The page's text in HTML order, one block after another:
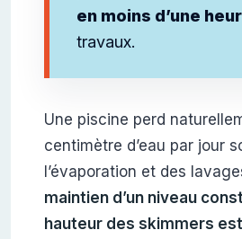
en moins d’une
travaux.
Une piscine perd
centimètre d’eau par jour
l’évaporation et des
maintien d’un niveau
hauteur des skimmers